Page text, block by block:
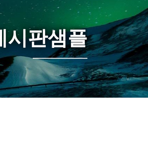
시판샘플